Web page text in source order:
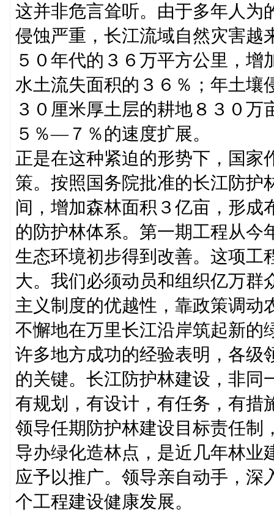
这并非危言耸听。由于多年人为
侵蚀严重，长江流域自然灾害越
５０年代的３６万平方公里，
水土流失面积的３６％；年土壤
３０厘米厚土层的耕地８３０
５％—７％的速度扩展。
正是在这种紧迫的形势下，国家
策。按照国务院批准的长江防护
间，增加森林面积３亿亩，形成
的防护林体系。第一期工程从今
生态环境初步得到改善。这项工
大。我们必须动员和组织亿万群
主义制度的优越性，靠政策调动
不懈地在万里长江沿岸筑起新的
许多地方成功的经验表明，各级
的关键。长江防护林建设，非同
有规划，有设计，有任务，有措
领导任期防护林建设目标责任制
导办绿化造林点，是近几年林业
应予以推广。领导亲自动手，深
个工程建设健康发展。